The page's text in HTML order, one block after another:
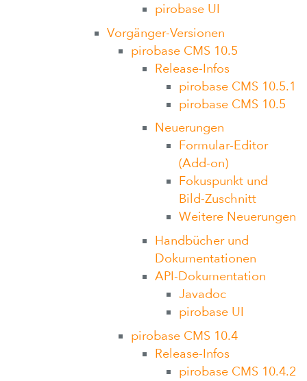
pirobase UI
Vorgänger-Versionen
pirobase CMS 10.5
Release-Infos
pirobase CMS 10.5.1
pirobase CMS 10.5
Neuerungen
Formular-Editor
(Add-on)
Fokuspunkt und
Bild-Zuschnitt
Weitere Neuerungen
Handbücher und
Dokumentationen
API-Dokumentation
Javadoc
pirobase UI
pirobase CMS 10.4
Release-Infos
pirobase CMS 10.4.2